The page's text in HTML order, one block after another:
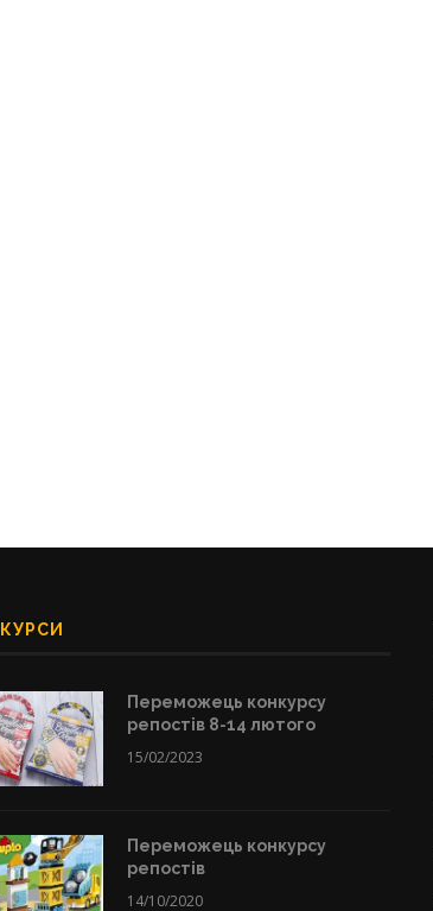
Переможець конкурсу
репостів 8-14 лютого
15/02/2023
Переможець конкурсу
репостів
14/10/2020